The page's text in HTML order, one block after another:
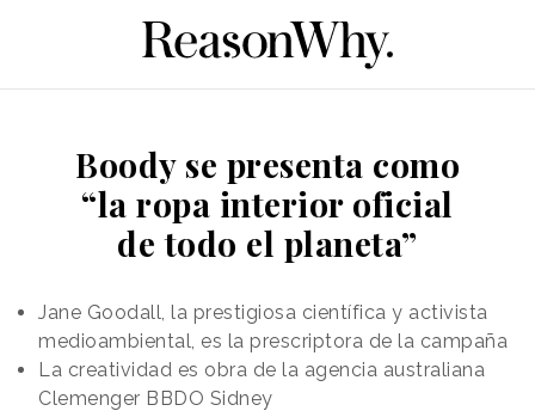
Boody se presenta como
“la ropa interior oficial
de todo el planeta”
Jane Goodall, la prestigiosa científica y activista
medioambiental, es la prescriptora de la campaña
La creatividad es obra de la agencia australiana
Clemenger BBDO Sidney